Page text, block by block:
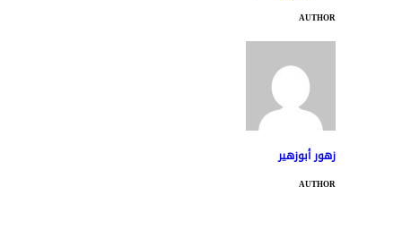
AUTHOR
زهور أبوزهير
AUTHOR